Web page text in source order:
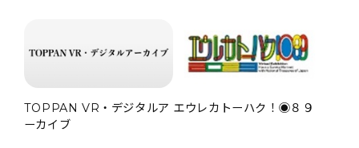
TOPPAN VR・デジタルア
ーカイブ
エウレカトーハク！◉８９